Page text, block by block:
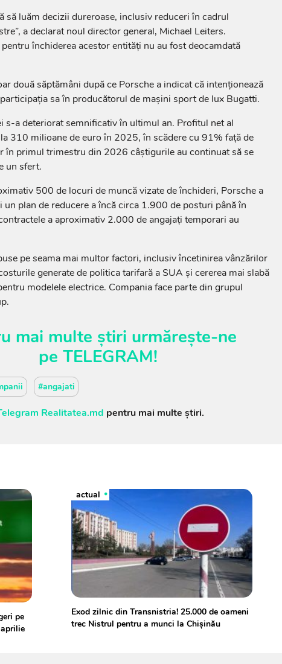
să luăm decizii dureroase, inclusiv reduceri în cadrul
a declarat noul director general, Michael Leiters.
închiderea acestor entități nu au fost deocamdată
două săptămâni după ce Porsche a indicat că intenționează
sa în producătorul de mașini sport de lux Bugatti.
s-a deteriorat semnificativ în ultimul an. Profitul net al
310 milioane de euro în 2025, în scădere cu 91% față de
în primul trimestru din 2026 câștigurile au continuat să se
un sfert.
500 de locuri de muncă vizate de închideri, Porsche a
un plan de reducere a încă circa 1.900 de posturi până în
a aproximativ 2.000 de angajați temporari au
pe seama mai multor factori, inclusiv încetinirea vânzărilor
generate de politica tarifară a SUA și cererea mai slabă
modelele electrice. Compania face parte din grupul
mai multe știri urmărește-ne
pe TELEGRAM!
#angajati
Realitatea.md pentru mai multe știri.
pe
actual
Exod zilnic din Transnistria! 25.000 de oameni
trec Nistrul pentru a munci la Chișinău